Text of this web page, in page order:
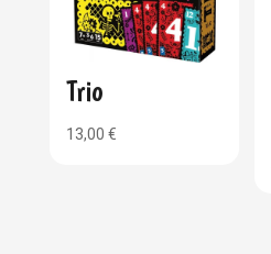
Trio
13,00 €